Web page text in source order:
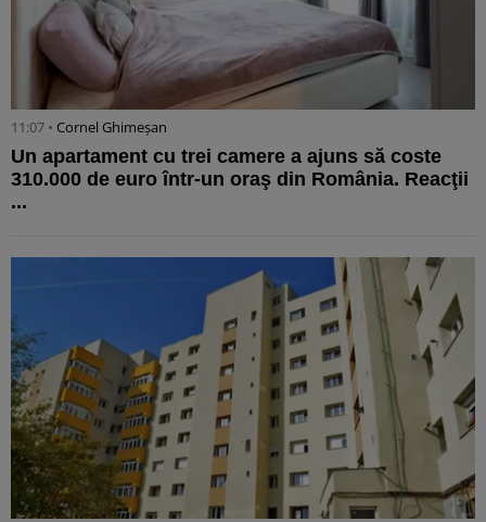
11:07 • Cornel Ghimeșan
Un apartament cu trei camere a ajuns să coste
310.000 de euro într-un oraş din România. Reacţii
...